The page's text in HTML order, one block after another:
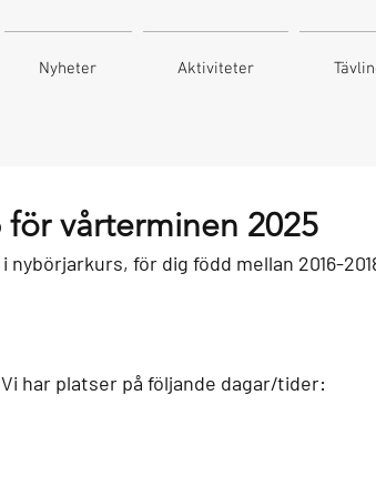
vårterminen 2025
för dig född mellan 2016-
har platser på följande dagar/tider:
Nyheter Aktiviteter